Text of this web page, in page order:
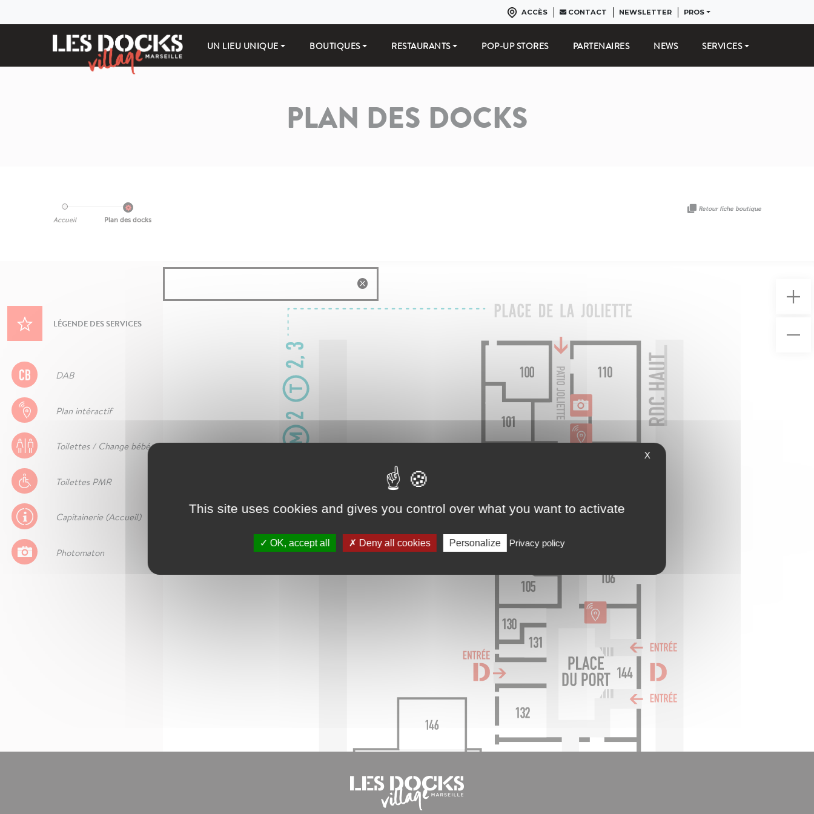
ACCÈS CONTACT NEWSLETTER PROS
UN LIEU UNIQUE BOUTIQUES RESTAURANTS POP-UP STORES PARTENAIRES NEWS SERVICES
PLAN DES DOCKS
Accueil Plan des docks
Retour fiche boutique
LÉGENDE DES SERVICES
DAB
Plan intéractif
Toilettes / Change bébé
Toilettes PMR
Capitainerie (Accueil)
Photomaton
X
This site uses cookies and gives you control over what you want to activate
OK, accept all Deny all cookies Personalize Privacy policy